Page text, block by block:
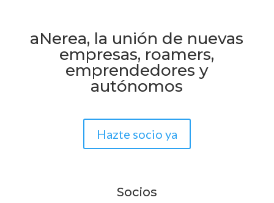
aNerea, la unión de nuevas
empresas, roamers,
emprendedores y
autónomos
Hazte socio ya
Socios